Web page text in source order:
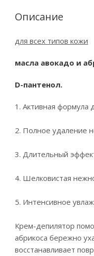
Описание
для всех типов кожи
масла авокадо и
D-пантенол.
1. Активная формула
2. Полное удаление
3. Длительный
4. Шелковистая
5. Интенсивное
Крем-депилятор
абрикоса бережно
восстанавливает